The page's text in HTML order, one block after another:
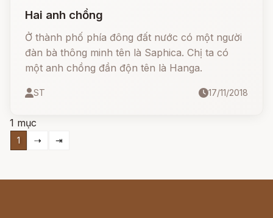
Hai anh chồng
Ở thành phố phía đông đất nước có một người
đàn bà thông minh tên là Saphica. Chị ta có
một anh chồng đần độn tên là Hanga.
ST 17/11/2018
1 mục
1 ⇢ ⇥